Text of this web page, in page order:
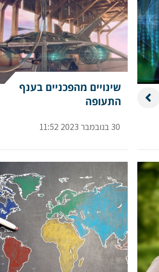
שינויים מהפכניים בענף
התעופה
30 בנובמבר 2023 11:52